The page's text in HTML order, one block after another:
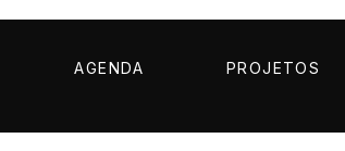
AGENDA PROJETOS